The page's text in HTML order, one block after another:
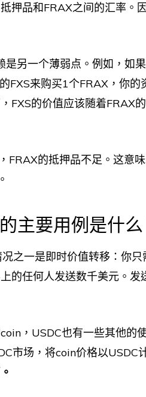
押品和FRAX之间的汇率。
是另一个薄弱点。例如，如
FXS来购买1个FRAX，你的
FXS的价值应该随着FRAX
FRAX的抵押品不足。这意
主要用例是什么
之一是即时价值转移：你
的任何人发送数千美元。发
，USDC也有一些其他的
市场，将coin价格以USDC